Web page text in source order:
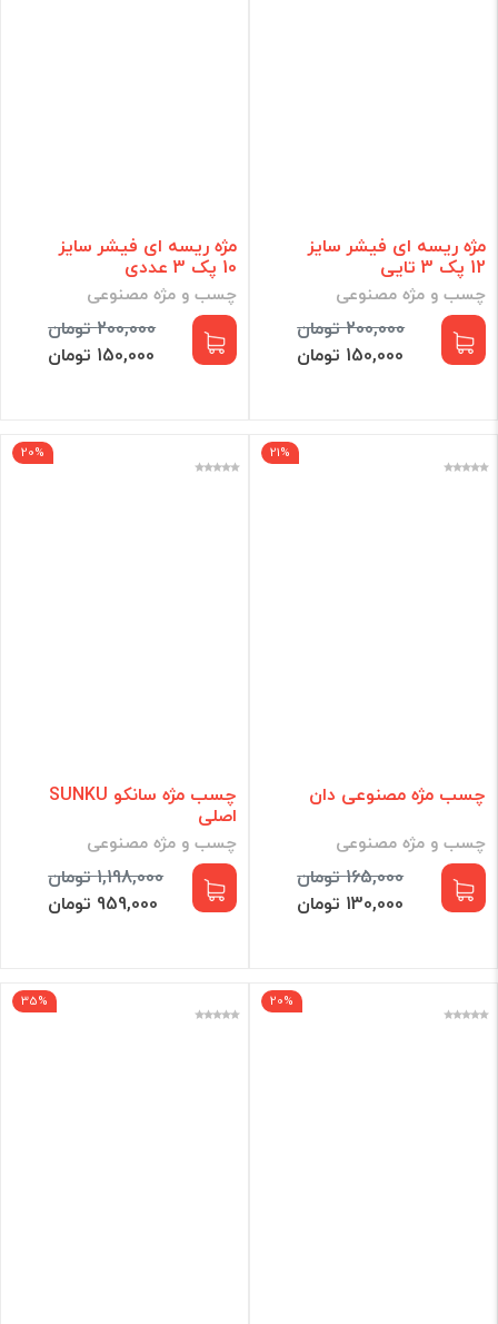
مژه ریسه ای فیشر سایز
12 پک 3 تایی
چسب و مژه مصنوعی
200,000 تومان
150,000 تومان
مژه ریسه ای فیشر سایز
10 پک 3 عددی
چسب و مژه مصنوعی
200,000 تومان
150,000 تومان
21%
چسب مژه مصنوعی دان
چسب و مژه مصنوعی
165,000 تومان
130,000 تومان
20%
چسب مژه سانکو SUNKU
اصلی
چسب و مژه مصنوعی
1,198,000 تومان
959,000 تومان
20%
35%